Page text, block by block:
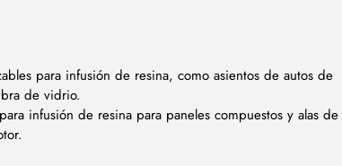
para infusión de resina, como asientos de autos de
de vidrio.
infusión de resina para paneles compuestos y alas de